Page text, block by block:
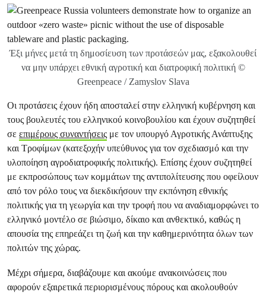
Έξι μήνες μετά τη δημοσίευση των προτάσεών μας, εξακολουθεί
να μην υπάρχει εθνική αγροτική και διατροφική πολιτική ©
Greenpeace / Zamyslov Slava
Οι προτάσεις έχουν ήδη αποσταλεί στην ελληνική κυβέρνηση και
τους βουλευτές του ελληνικού κοινοβουλίου και έχουν συζητηθεί
σε επιμέρους συναντήσεις με τον υπουργό Αγροτικής Ανάπτυξης
και Τροφίμων (κατεξοχήν υπεύθυνος για τον σχεδιασμό και την
υλοποίηση αγροδιατροφικής πολιτικής). Επίσης έχουν συζητηθεί
με εκπροσώπους των κομμάτων της αντιπολίτευσης που οφείλουν
από τον ρόλο τους να διεκδικήσουν την εκπόνηση εθνικής
πολιτικής για τη γεωργία και την τροφή που να αναδιαμορφώνει το
ελληνικό μοντέλο σε βιώσιμο, δίκαιο και ανθεκτικό, καθώς η
απουσία της επηρεάζει τη ζωή και την καθημερινότητα όλων των
πολιτών της χώρας.
Μέχρι σήμερα, διαβάζουμε και ακούμε ανακοινώσεις που
αφορούν εξαιρετικά περιορισμένους πόρους και ακολουθούν